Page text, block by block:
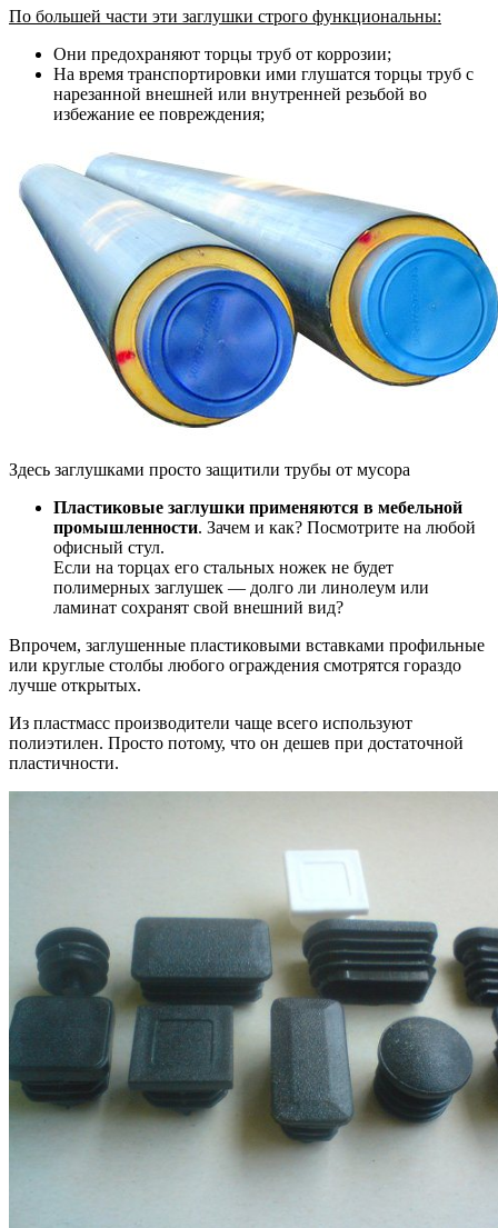
По большей части эти заглушки строго функциональны:
Они предохраняют торцы труб от коррозии;
На время транспортировки ими глушатся торцы труб с
нарезанной внешней или внутренней резьбой во
избежание ее повреждения;
Здесь заглушками просто защитили трубы от мусора
Пластиковые заглушки применяются в мебельной
промышленности. Зачем и как? Посмотрите на любой
офисный стул.
Если на торцах его стальных ножек не будет
полимерных заглушек — долго ли линолеум или
ламинат сохранят свой внешний вид?
Впрочем, заглушенные пластиковыми вставками профильные
или круглые столбы любого ограждения смотрятся гораздо
лучше открытых.
Из пластмасс производители чаще всего используют
полиэтилен. Просто потому, что он дешев при достаточной
пластичности.